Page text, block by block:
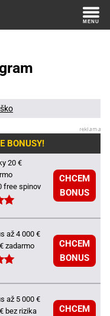
BONUSY!
20 €
free spinov
CHCEM
BONUS
až 4 000 €
zadarmo
CHCEM
BONUS
až 5 000 €
bez rizika
CHCEM